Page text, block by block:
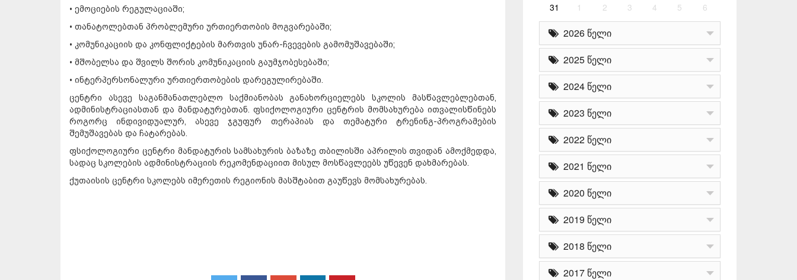
• ემოციების რეგულაციაში;
• თანატოლებთან პრობლემური ურთიერთობის მოგვარებაში;
• კომუნიკაციის და კონფლიქტების მართვის უნარ-ჩვევების გამომუშავებაში;
• მშობელსა და შვილს შორის კომუნიკაციის გაუმჯობესებაში;
• ინტერპერსონალური ურთიერთობების დარეგულირებაში.
ცენტრი ასევე საგანმანათლებლო საქმიანობას განახორციელებს სკოლის მასწავლებლებთან,
ადმინისტრაციასთან და მანდატურებთან. ფსიქოლოგიური ცენტრის მომსახურება ითვალისწინებს
როგორც ინდივიდუალურ, ასევე ჯგუფურ თერაპიას და თემატური ტრენინგ-პროგრამების
შემუშავებას და ჩატარებას.
ფსიქოლოგიური ცენტრი მანდატურის სამსახურის ბაზაზე თბილისში აპრილის თვიდან ამოქმედდა,
სადაც სკოლების ადმინისტრაციის რეკომენდაციით მისულ მოსწავლეებს უწევენ დახმარებას.
ქუთაისის ცენტრი სკოლებს იმერეთის რეგიონის მასშტაბით გაუწევს მომსახურებას.
31
1 2 3 4 5 6
2026 წელი
2025 წელი
2024 წელი
2023 წელი
2022 წელი
2021 წელი
2020 წელი
2019 წელი
2018 წელი
2017 წელი